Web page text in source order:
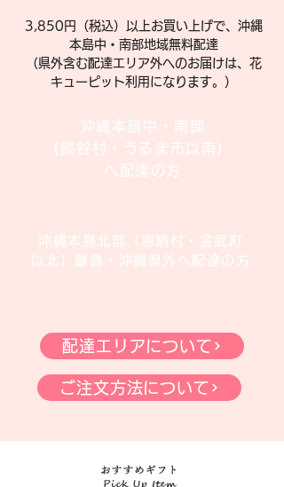
3,850円（税込）以上お買い上げで、沖縄
本島中・南部地域無料配達
​（県外含む配達エリア外へのお届けは、 花
キューピット利用になります。）
沖縄本島中・南部
(読谷村・うるま市以南）
へ配達の方
沖縄本島北部（恩納村・金武町
以北）離島・沖縄県外へ配達の方
配達エリアについて
ご注文方法について